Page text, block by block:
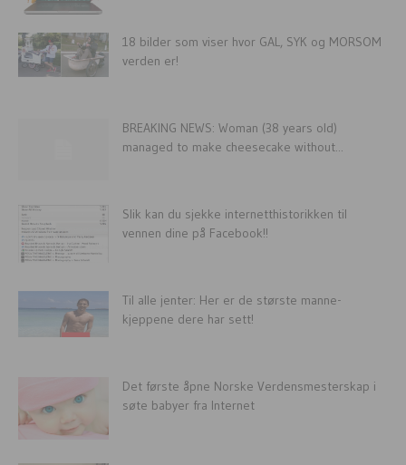
18 bilder som viser hvor GAL, SYK og MORSOM
verden er!
BREAKING NEWS: Woman (38 years old)
managed to make cheesecake without...
Slik kan du sjekke internetthistorikken til
vennen dine på Facebook!!
Til alle jenter: Her er de største manne-
kjeppene dere har sett!
Det første åpne Norske Verdensmesterskap i
søte babyer fra Internet